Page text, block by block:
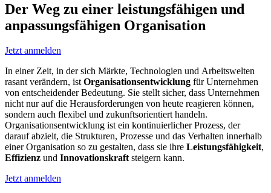
Der Weg zu einer leistungsfähigen und
anpassungs­fähigen Organisation
Jetzt anmelden
In einer Zeit, in der sich Märkte, Technologien und Arbeitswelten
rasant verändern, istOrganisationsentwicklung für Unternehmen
von entscheidender Bedeutung. Sie stellt sicher, dass Unternehmen
nicht nur auf die Herausforderungen von heute reagieren können,
sondern auch flexibel und zukunftsorientiert handeln.
Organisationsentwicklung ist ein kontinuierlicher Prozess, der
darauf abzielt, die Strukturen, Prozesse und das Verhalten innerhalb
einer Organisation so zu gestalten, dass sie ihre Leistungsfähigkeit,
Effizienz und Innovationskraftsteigern kann.
Jetzt anmelden